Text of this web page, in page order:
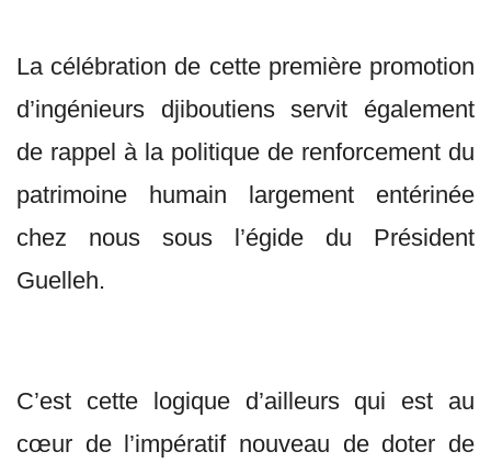
La célébration de cette première promotion
d’ingénieurs djiboutiens servit également
de rappel à la politique de renforcement du
patrimoine humain largement entérinée
chez nous sous l’égide du Président
Guelleh.
C’est cette logique d’ailleurs qui est au
cœur de l’impératif nouveau de doter de